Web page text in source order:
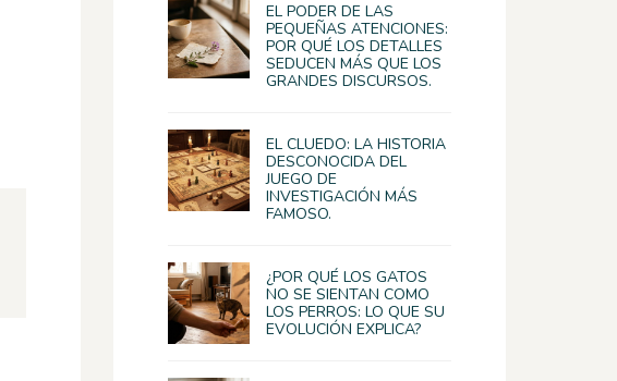
EL PODER DE LAS
PEQUEÑAS ATENCIONES:
POR QUÉ LOS DETALLES
SEDUCEN MÁS QUE LOS
GRANDES DISCURSOS.
EL CLUEDO: LA HISTORIA
DESCONOCIDA DEL
JUEGO DE
INVESTIGACIÓN MÁS
FAMOSO.
¿POR QUÉ LOS GATOS
NO SE SIENTAN COMO
LOS PERROS: LO QUE SU
EVOLUCIÓN EXPLICA?